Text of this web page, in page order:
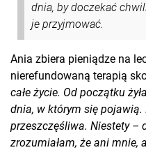
dnia, by doczekać
je przyjmować.
Ania zbiera pieniądze na
nierefundowaną terapią
całe życie. Od początku
dnia, w którym się pojawią.
przeszczęśliwa. Niestety –
zrozumiałam, że ani